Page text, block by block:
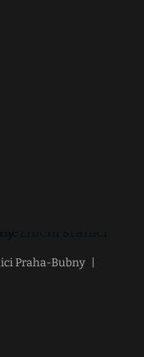
Praha-Bubny